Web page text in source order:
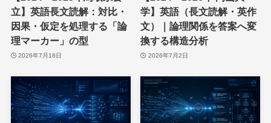
立】英語長文読解：対比・
因果・仮定を処理する「論
理マーカー」の型
2026年7月18日
学】英語（長文読解・英作
文）｜論理関係を答案へ変
換する構造分析
2026年7月2日